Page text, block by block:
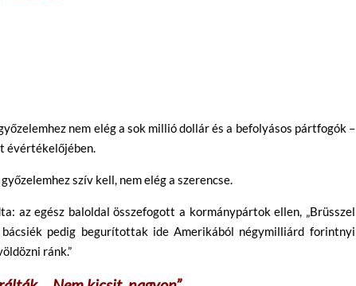
nem elég a sok millió dollár és a befolyásos pártfogók –
évértékelőjében.
szív kell, nem elég a szerencse.
az egész baloldal összefogott a kormánypártok ellen, „Brüsszel
pedig begurítottak ide Amerikából négymilliárd forintnyi
ránk.”